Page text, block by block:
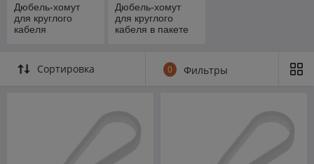
Дюбель-хомут
для круглого
кабеля
Дюбель-хомут
для круглого
кабеля в пакете
Сортировка 0 Фильтры